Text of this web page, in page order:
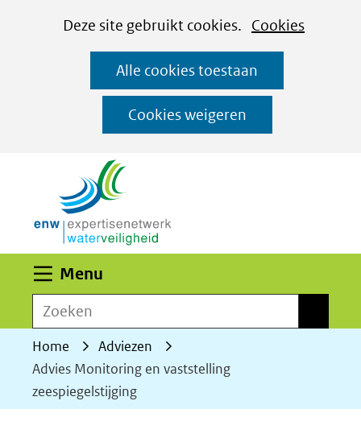
CookiesDeze site gebruikt cookies. Cookies
website
worden
toegestaan
geweigerd.
Alle cookies toestaan
Cookies weigeren
Ga
naar
de
inhoud
Menu
Zoeken
Home
Adviezen
Advies Monitoring en vaststelling
zeespiegelstijging